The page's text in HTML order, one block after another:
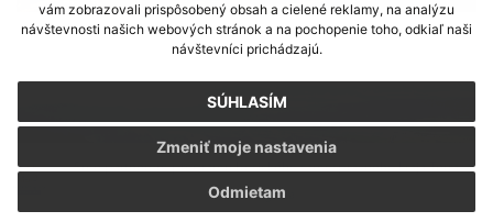
vám zobrazovali prispôsobený obsah a cielené reklamy, na analýzu
návštevnosti našich webových stránok a na pochopenie toho, odkiaľ naši
návštevníci prichádzajú.
SÚHLASÍM
Odmietam
Zmeniť moje nastavenia
Sme partnerom programu Košického samosprávneho kraja Terra
Incognita